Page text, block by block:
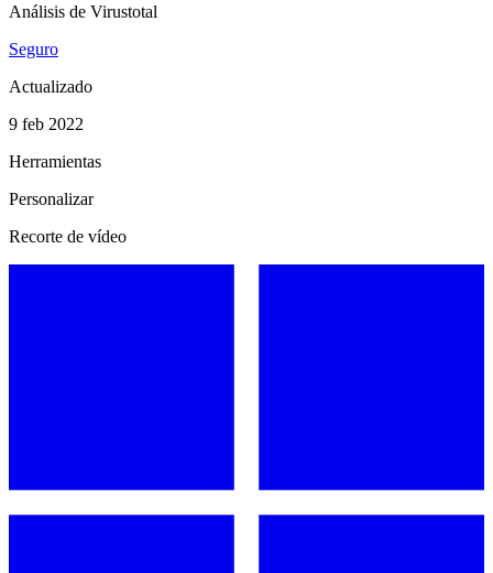
Análisis de Virustotal
Seguro
Actualizado
9 feb 2022
Herramientas
Personalizar
Recorte de vídeo